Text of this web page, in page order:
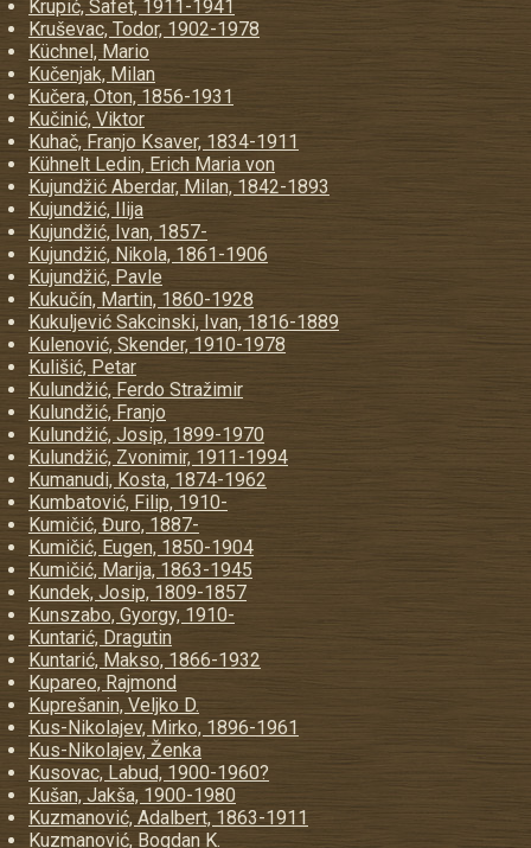
Krupić, Safet, 1911-1941
Kruševac, Todor, 1902-1978
Küchnel, Mario
Kučenjak, Milan
Kučera, Oton, 1856-1931
Kučinić, Viktor
Kuhač, Franjo Ksaver, 1834-1911
Kühnelt Ledin, Erich Maria von
Kujundžić Aberdar, Milan, 1842-1893
Kujundžić, Ilija
Kujundžić, Ivan, 1857-
Kujundžić, Nikola, 1861-1906
Kujundžić, Pavle
Kukučín, Martin, 1860-1928
Kukuljević Sakcinski, Ivan, 1816-1889
Kulenović, Skender, 1910-1978
Kulišić, Petar
Kulundžić, Ferdo Stražimir
Kulundžić, Franjo
Kulundžić, Josip, 1899-1970
Kulundžić, Zvonimir, 1911-1994
Kumanudi, Kosta, 1874-1962
Kumbatović, Filip, 1910-
Kumičić, Đuro, 1887-
Kumičić, Eugen, 1850-1904
Kumičić, Marija, 1863-1945
Kundek, Josip, 1809-1857
Kunszabo, Gyorgy, 1910-
Kuntarić, Dragutin
Kuntarić, Makso, 1866-1932
Kupareo, Rajmond
Kuprešanin, Veljko D.
Kus-Nikolajev, Mirko, 1896-1961
Kus-Nikolajev, Ženka
Kusovac, Labud, 1900-1960?
Kušan, Jakša, 1900-1980
Kuzmanović, Adalbert, 1863-1911
Kuzmanović, Bogdan K.